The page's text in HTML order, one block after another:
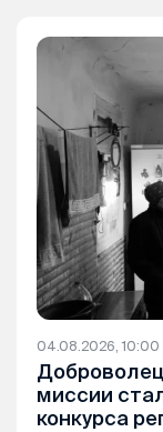
04.08.2026, 10:00
миссии
конкурса